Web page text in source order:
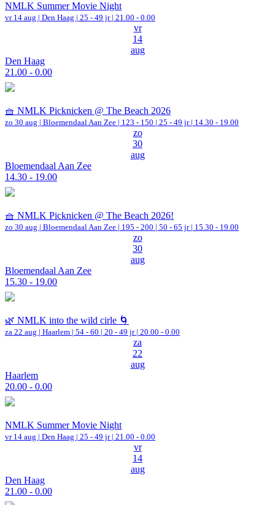
NMLK Summer Movie Night
vr 14 aug | Den Haag | 25 - 49 jr | 21.00 - 0.00
vr
14
aug
Den Haag
21.00 - 0.00
🧺 NMLK Picknicken @ The Beach 2026
zo 30 aug | Bloemendaal Aan Zee | 123 - 150 | 25 - 49 jr | 14.30 - 19.00
zo
30
aug
Bloemendaal Aan Zee
14.30 - 19.00
🧺 NMLK Picknicken @ The Beach 2026!
zo 30 aug | Bloemendaal Aan Zee | 195 - 200 | 50 - 65 jr | 15.30 - 19.00
zo
30
aug
Bloemendaal Aan Zee
15.30 - 19.00
🌿 NMLK into the wild cirle 🌀
za 22 aug | Haarlem | 54 - 60 | 20 - 49 jr | 20.00 - 0.00
za
22
aug
Haarlem
20.00 - 0.00
NMLK Summer Movie Night
vr 14 aug | Den Haag | 25 - 49 jr | 21.00 - 0.00
vr
14
aug
Den Haag
21.00 - 0.00